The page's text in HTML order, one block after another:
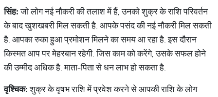
सिंह:जो लोग नई नौकरी की तलाश में हैं, उनको शुक्र के राशि परिवर्तन
के बाद खुशखबरी मिल सकती है. आपके पसंद की नई नौकरी मिल सकती
है. आपका रुका हुआ प्रमोशन मिलने का समय आ रहा है. इस दौरान
किस्मत आप पर मेहरबान रहेगी. जिस काम को करेंगे, उसके सफल होने
की उम्मीद अधिक है. माता-पिता से धन लाभ हो सकता है.
वृश्चिक:शुक्र के वृषभ राशि में प्रवेश करने से आपकी राशि के लोग